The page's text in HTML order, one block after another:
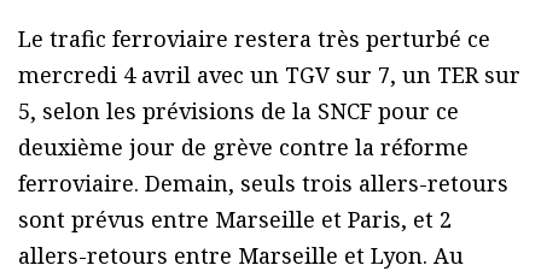
Le trafic ferroviaire restera très perturbé ce
mercredi 4 avril avec un TGV sur 7, un TER sur
5, selon les prévisions de la SNCF pour ce
deuxième jour de grève contre la réforme
ferroviaire. Demain, seuls trois allers-retours
sont prévus entre Marseille et Paris, et 2
allers-retours entre Marseille et Lyon. Au